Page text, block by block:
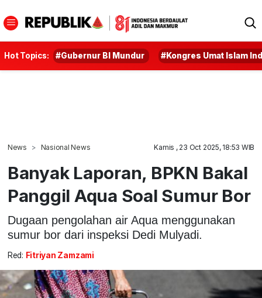
Hot Topics: #Gubernur BI Mundur #Kongres Umat Islam
News Nasional News Kamis , 23 Oct 2025, 18:53 WIB
Banyak Laporan, BPKN Bakal
Panggil Aqua Soal Sumur Bor
Dugaan pengolahan air Aqua menggunakan
sumur bor dari inspeksi Dedi Mulyadi.
Red: Fitriyan Zamzami